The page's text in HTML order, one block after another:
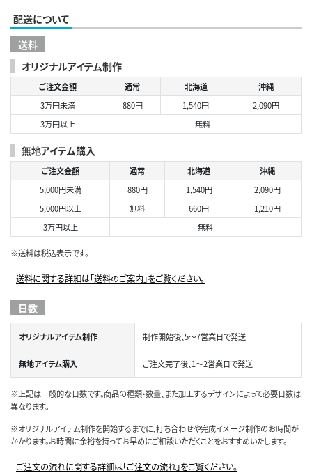
配送について
送料
オリジナルアイテム制作
ご注文金額 通常 北海道
沖縄
3万円未満
880円 1,540円
2,090円
3万円以上
無料
無地アイテム購入
ご注文金額 通常 北海道
沖縄
5,000円未満
880円 1,540円
2,090円
5,000円以上
無料 660円
1,210円
3万円以上
無料
※送料は税込表示です。
送料に関する詳細は「送料のご案内」をご覧ください。
日数
オリジナルアイテム制作 制作開始後、5～7営業日で発送
無地アイテム購入 ご注文完了後、1～2営業日で発送
※上記は一般的な日数です。商品の種類・数量、また加工するデザインによって必要日数は
異なります。
※オリジナルアイテム制作を開始するまでに、打ち合わせや完成イメージ制作のお時間が
かかります。お時間に余裕を持ってお早めにご相談いただくことをおすすめいたします。
ご注文の流れに関する詳細は「ご注文の流れ」をご覧ください。